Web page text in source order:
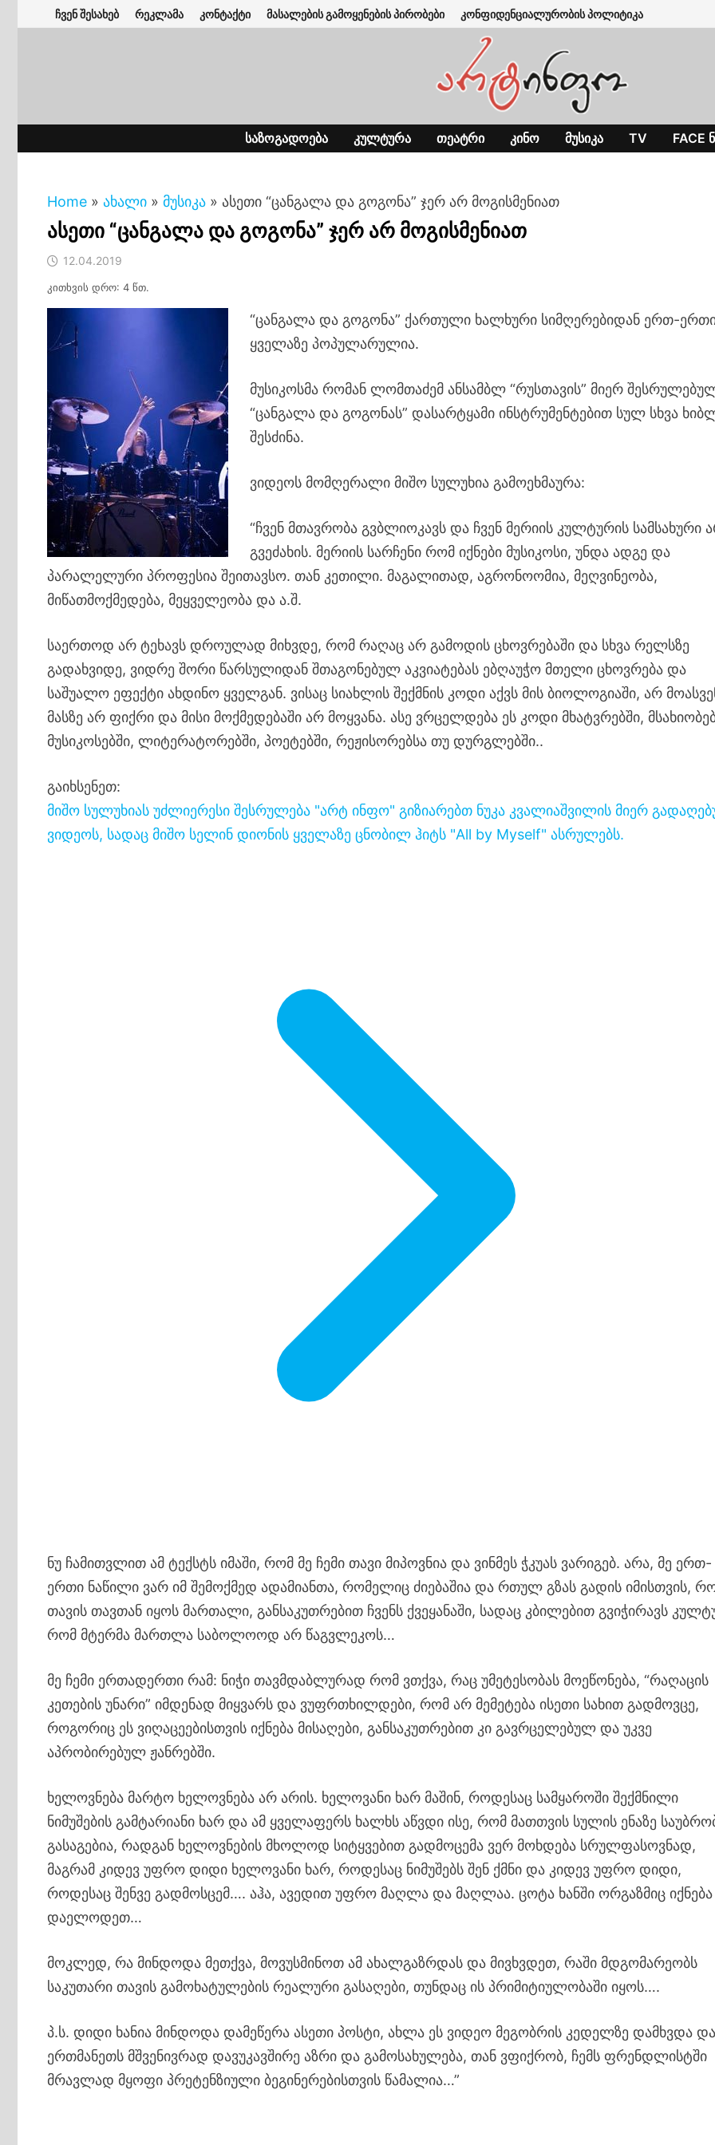
to
ჩვენ შესახებ რეკლამა კონტაქტი მასალების გამოყენების პირობები კონფიდენციალურობის პოლიტიკა
ᲡᲐᲖᲝᲒᲐᲓᲝᲔᲑᲐ ᲙᲣᲚᲢᲣᲠᲐ ᲗᲔᲐᲢᲠᲘ ᲙᲘᲜᲝ ᲛᲣᲡᲘᲙᲐ TV FACE
Home » ახალი » მუსიკა » ასეთი “ცანგალა და გოგონა” ჯერ არ მოგისმენიათ
ასეთი “ცანგალა და გოგონა” ჯერ არ მოგისმენიათ
12.04.2019
კითხვის დრო: 4 წთ.
“ცანგალა და გოგონა” ქართული ხალხური სიმღერებიდან ერთ-
ყველაზე პოპულარულია.
მუსიკოსმა რომან ლომთაძემ ანსამბლ “რუსთავის” მიერ
“ცანგალა და გოგონას” დასარტყამი ინსტრუმენტებით სულ სხვა
შესძინა.
ვიდეოს მომღერალი მიშო სულუხია გამოეხმაურა:
“ჩვენ მთავრობა გვბლიოკავს და ჩვენ მერიის კულტურის სამსახური
გვეძახის. მერიის სარჩენი რომ იქნები მუსიკოსი, უნდა ადგე და
პარალელური პროფესია შეითავსო. თან კეთილი. მაგალითად, აგრონოომია, მეღვინეობა,
მიწათმოქმედება, მეყველეობა და ა.შ.
საერთოდ არ ტეხავს დროულად მიხვდე, რომ რაღაც არ გამოდის ცხოვრებაში და სხვა რელსზე
გადახვიდე, ვიდრე შორი წარსულიდან შთაგონებულ აკვიატებას ებღაუჭო მთელი ცხოვრება და
საშუალო ეფექტი ახდინო ყველგან. ვისაც სიახლის შექმნის კოდი აქვს მის ბიოლოგიაში, არ
მასზე არ ფიქრი და მისი მოქმედებაში არ მოყვანა. ასე ვრცელდება ეს კოდი მხატვრებში,
მუსიკოსებში, ლიტერატორებში, პოეტებში, რეჟისორებსა თუ დურგლებში..
გაიხსენეთ:
მიშო სულუხიას უძლიერესი შესრულება "არტ ინფო" გიზიარებთ ნუკა კვალიაშვილის მიერ
ვიდეოს, სადაც მიშო სელინ დიონის ყველაზე ცნობილ ჰიტს "All by Myself" ასრულებს.
ნუ ჩამითვლით ამ ტექსტს იმაში, რომ მე ჩემი თავი მიპოვნია და ვინმეს ჭკუას ვარიგებ. არა, მე ერთ-
ერთი ნაწილი ვარ იმ შემოქმედ ადამიანთა, რომელიც ძიებაშია და რთულ გზას გადის იმისთვის,
თავის თავთან იყოს მართალი, განსაკუთრებით ჩვენს ქვეყანაში, სადაც კბილებით გვიჭირავს
რომ მტერმა მართლა საბოლოოდ არ წაგვლეკოს…
მე ჩემი ერთადერთი რამ: ნიჭი თავმდაბლურად რომ ვთქვა, რაც უმეტესობას მოეწონება, “რაღაცის
კეთების უნარი” იმდენად მიყვარს და ვუფრთხილდები, რომ არ მემეტება ისეთი სახით გადმოვცე,
როგორიც ეს ვიღაცეებისთვის იქნება მისაღები, განსაკუთრებით კი გავრცელებულ და უკვე
აპრობირებულ ჟანრებში.
ხელოვნება მარტო ხელოვნება არ არის. ხელოვანი ხარ მაშინ, როდესაც სამყაროში შექმნილი
ნიმუშების გამტარიანი ხარ და ამ ყველაფერს ხალხს აწვდი ისე, რომ მათთვის სულის ენაზე
გასაგებია, რადგან ხელოვნების მხოლოდ სიტყვებით გადმოცემა ვერ მოხდება სრულფასოვნად,
მაგრამ კიდევ უფრო დიდი ხელოვანი ხარ, როდესაც ნიმუშებს შენ ქმნი და კიდევ უფრო დიდი,
როდესაც შენვე გადმოსცემ…. აჰა, ავედით უფრო მაღლა და მაღლაა. ცოტა ხანში ორგაზმიც იქნება
დაელოდეთ…
მოკლედ, რა მინდოდა მეთქვა, მოვუსმინოთ ამ ახალგაზრდას და მივხვდეთ, რაში მდგომარეობს
საკუთარი თავის გამოხატულების რეალური გასაღები, თუნდაც ის პრიმიტიულობაში იყოს….
პ.ს. დიდი ხანია მინდოდა დამეწერა ასეთი პოსტი, ახლა ეს ვიდეო მეგობრის კედელზე დამხვდა და
ერთმანეთს მშვენივრად დავუკავშირე აზრი და გამოსახულება, თან ვფიქრობ, ჩემს ფრენდლისტში
მრავლად მყოფი პრეტენზიული ბეგინერებისთვის წამალია…”